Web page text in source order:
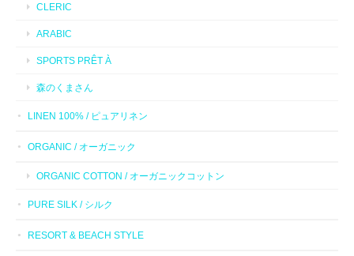
CLERIC
ARABIC
SPORTS PRÊT À
森のくまさん
LINEN 100% / ピュアリネン
ORGANIC / オーガニック
ORGANIC COTTON / オーガニックコットン
PURE SILK / シルク
RESORT & BEACH STYLE